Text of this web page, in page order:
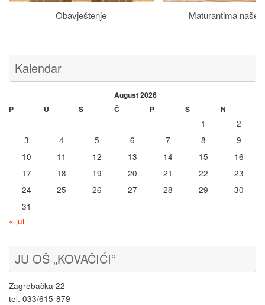
Obavještenje Maturantima naše
Kalendar
August 2026
P
U S Č P S N
1
2
3
4 5 6 7 8
9
10
11 12 13 14 15
16
17
18 19 20 21 22
23
24
25 26 27 28 29
30
31
« jul
JU OŠ „KOVAČIĆI“
Zagrebačka 22
tel. 033/615-879